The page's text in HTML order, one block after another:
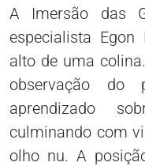
A Imersão das
especialista
alto de uma
observação
aprendizado
culminando com
olho nu. A